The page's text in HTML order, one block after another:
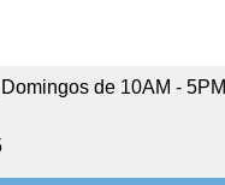
de 10AM - 5PM